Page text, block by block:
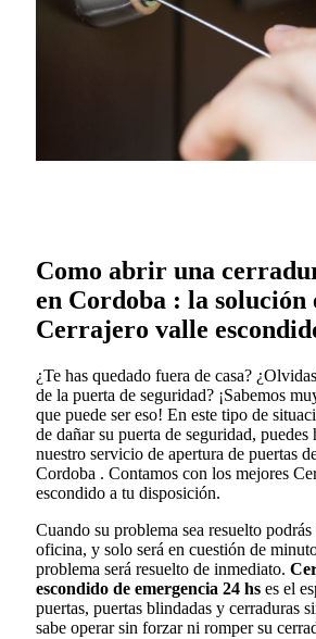
Como abrir una
en Cordoba : la solución
Cerrajero valle
¿Te has quedado fuera de casa?
de la puerta de seguridad? ¡Sabemos
que puede ser eso! En este tipo de
de dañar su puerta de seguridad, puedes
nuestro servicio de apertura de puertas
Cordoba . Contamos con los mejores
escondido a tu disposición.
Cuando su problema sea resuelto podrás
oficina, y solo será en cuestión de
problema será resuelto de inmediato.
escondido de emergencia 24 hs es el
puertas, puertas blindadas y cerraduras
sabe operar sin forzar ni romper su